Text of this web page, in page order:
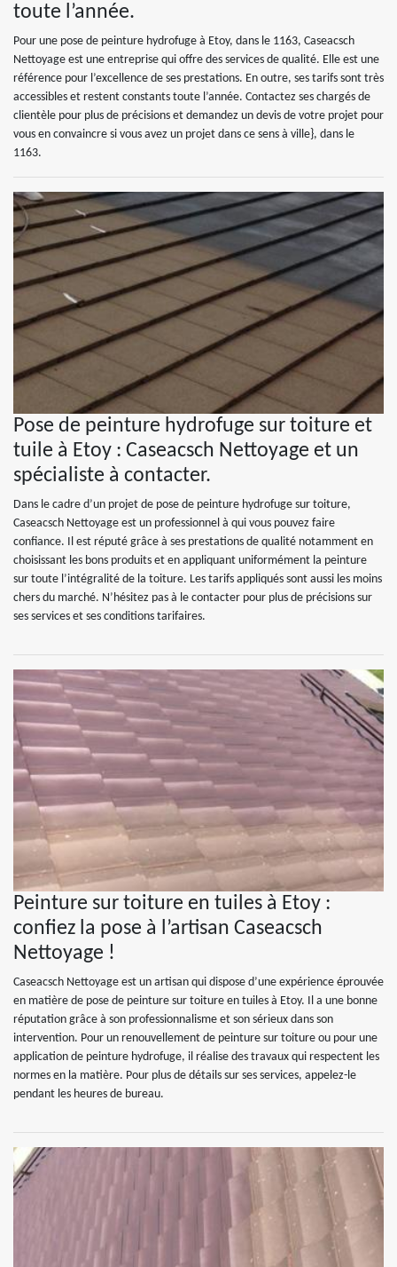
toute l’année.
Pour une pose de peinture hydrofuge à Etoy, dans le 1163, Caseacsch
Nettoyage est une entreprise qui offre des services de qualité. Elle est une
référence pour l’excellence de ses prestations. En outre, ses tarifs sont très
accessibles et restent constants toute l’année. Contactez ses chargés de
clientèle pour plus de précisions et demandez un devis de votre projet pour
vous en convaincre si vous avez un projet dans ce sens à ville}, dans le
1163.
Pose de peinture hydrofuge sur toiture et
tuile à Etoy : Caseacsch Nettoyage et un
spécialiste à contacter.
Dans le cadre d’un projet de pose de peinture hydrofuge sur toiture,
Caseacsch Nettoyage est un professionnel à qui vous pouvez faire
confiance. Il est réputé grâce à ses prestations de qualité notamment en
choisissant les bons produits et en appliquant uniformément la peinture
sur toute l’intégralité de la toiture. Les tarifs appliqués sont aussi les moins
chers du marché. N’hésitez pas à le contacter pour plus de précisions sur
ses services et ses conditions tarifaires.
Peinture sur toiture en tuiles à Etoy :
confiez la pose à l’artisan Caseacsch
Nettoyage !
Caseacsch Nettoyage est un artisan qui dispose d’une expérience éprouvée
en matière de pose de peinture sur toiture en tuiles à Etoy. Il a une bonne
réputation grâce à son professionnalisme et son sérieux dans son
intervention. Pour un renouvellement de peinture sur toiture ou pour une
application de peinture hydrofuge, il réalise des travaux qui respectent les
normes en la matière. Pour plus de détails sur ses services, appelez-le
pendant les heures de bureau.